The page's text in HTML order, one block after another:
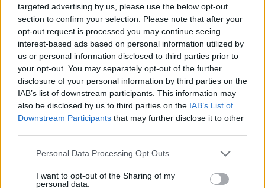
targeted advertising by us, please use the below opt-out
section to confirm your selection. Please note that after your
opt-out request is processed you may continue seeing
interest-based ads based on personal information utilized by
us or personal information disclosed to third parties prior to
your opt-out. You may separately opt-out of the further
disclosure of your personal information by third parties on the
IAB’s list of downstream participants. This information may
also be disclosed by us to third parties on the IAB’s List of
Downstream Participants that may further disclose it to other
Please note that this website/app uses one or more Google
not limited to your visit or usage behaviour. You may click to
Personal Data Processing Opt Outs
I want to opt-out of the Sharing of my
personal data.
ΠΟΝΤΟΣ
Σταλινικές διώξεις, οι αποσιωπημένες σελίδες της ελληνικής
Ιστορίας
22/10/2025 - 10:20πμ